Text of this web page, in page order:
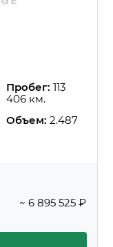
Пробег: 113
406 км.
Объем: 2.487
~ 6 895 525 ₽